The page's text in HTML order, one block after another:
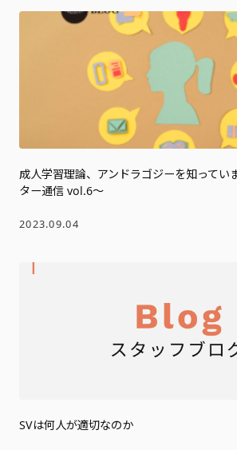
成人学習理論、アンドラゴジーを知ってい
ター通信 vol.6～
2023.09.04
SVは何人が適切なのか